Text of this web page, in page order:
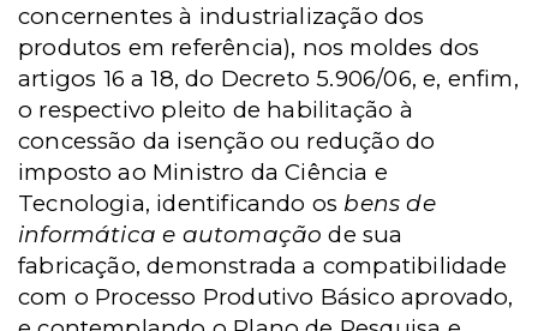
concernentes à industrialização dos
produtos em referência), nos moldes dos
artigos 16 a 18, do Decreto 5.906/06, e, enfim,
o respectivo pleito de habilitação à
concessão da isenção ou redução do
imposto ao Ministro da Ciência e
Tecnologia, identificando os bens de
informática e automação de sua
fabricação, demonstrada a compatibilidade
com o Processo Produtivo Básico aprovado,